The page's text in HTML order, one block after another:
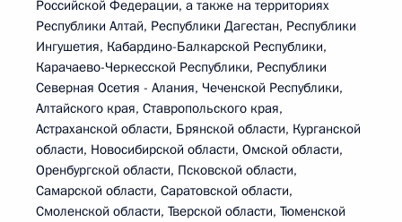
Российской Федерации, а также на территориях
Республики Алтай, Республики Дагестан, Республики
Ингушетия, Кабардино-Балкарской Республики,
Карачаево-Черкесской Республики, Республики
Северная Осетия - Алания, Чеченской Республики,
Алтайского края, Ставропольского края,
Астраханской области, Брянской области, Курганской
области, Новосибирской области, Омской области,
Оренбургской области, Псковской области,
Самарской области, Саратовской области,
Смоленской области, Тверской области, Тюменской